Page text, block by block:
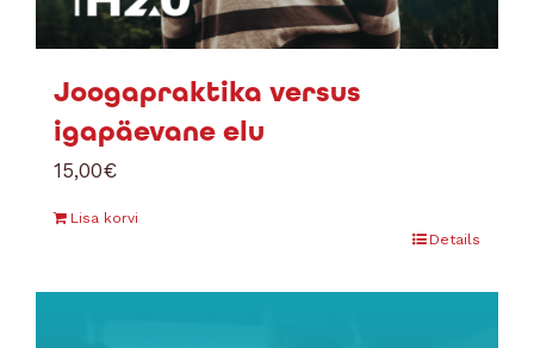
Joogapraktika versus
igapäevane elu
15,00€
Lisa korvi
Details